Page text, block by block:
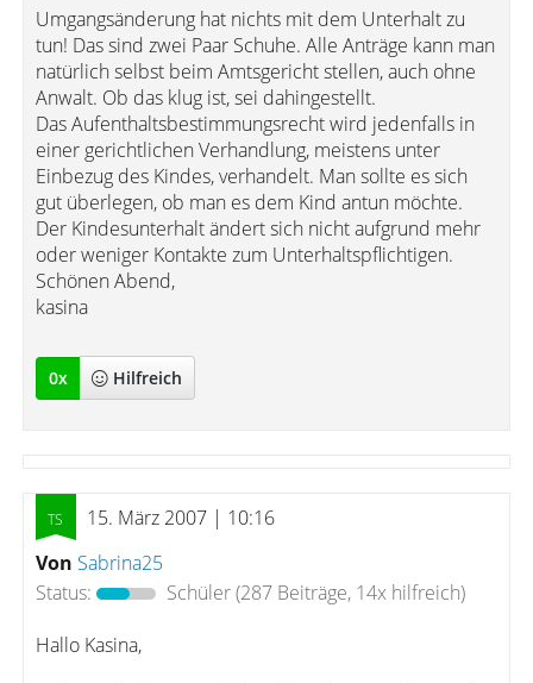
Umgangsänderung hat nichts mit dem Unterhalt zu
tun! Das sind zwei Paar Schuhe. Alle Anträge kann man
natürlich selbst beim Amtsgericht stellen, auch ohne
Anwalt. Ob das klug ist, sei dahingestellt.
Das Aufenthaltsbestimmungsrecht wird jedenfalls in
einer gerichtlichen Verhandlung, meistens unter
Einbezug des Kindes, verhandelt. Man sollte es sich
gut überlegen, ob man es dem Kind antun möchte.
Der Kindesunterhalt ändert sich nicht aufgrund mehr
oder weniger Kontakte zum Unterhaltspflichtigen.
Schönen Abend,
kasina
0x Hilfreich
15. März 2007 | 10:16
Von Sabrina25
Status:
Schüler(287 Beiträge, 14x hilfreich)
Hallo Kasina,